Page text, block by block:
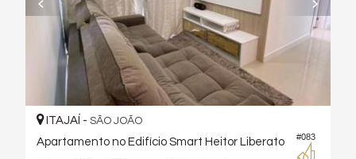
#083
ITAJAÍ - SÃO JOÃO
Apartamento no Edifício Smart Heitor Liberato